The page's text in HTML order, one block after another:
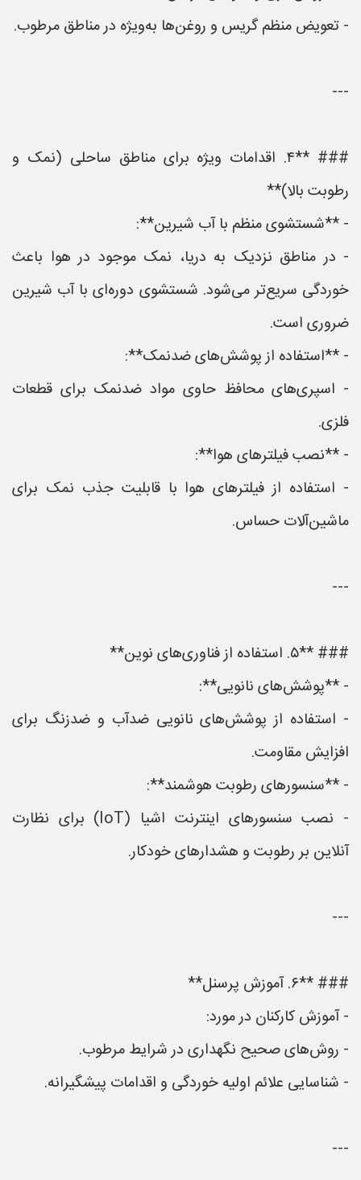
- تعویض منظم گریس و روغن‌ها به‌ویژه در مناطق مرطوب.
---
### **۴. اقدامات ویژه برای مناطق ساحلی (نمک و
رطوبت بالا)**
- **شستشوی منظم با آب شیرین**:
- در مناطق نزدیک به دریا، نمک موجود در هوا باعث
خوردگی سریع‌تر می‌شود. شستشوی دوره‌ای با آب شیرین
ضروری است.
- **استفاده از پوشش‌های ضدنمک**:
- اسپری‌های محافظ حاوی مواد ضدنمک برای قطعات
فلزی.
- **نصب فیلترهای هوا**:
- استفاده از فیلترهای هوا با قابلیت جذب نمک برای
ماشین‌آلات حساس.
---
### **۵. استفاده از فناوری‌های نوین**
- **پوشش‌های نانویی**:
- استفاده از پوشش‌های نانویی ضدآب و ضدزنگ برای
افزایش مقاومت.
- **سنسورهای رطوبت هوشمند**:
- نصب سنسورهای اینترنت اشیا (IoT) برای نظارت
آنلاین بر رطوبت و هشدارهای خودکار.
---
### **۶. آموزش پرسنل**
- آموزش کارکنان در مورد:
- روش‌های صحیح نگهداری در شرایط مرطوب.
- شناسایی علائم اولیه خوردگی و اقدامات پیشگیرانه.
---